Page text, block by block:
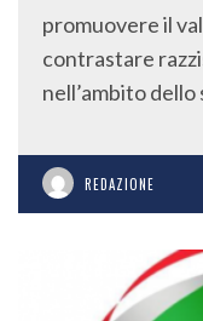
promuovere il
contrastare
nell’ambito
REDAZIONE